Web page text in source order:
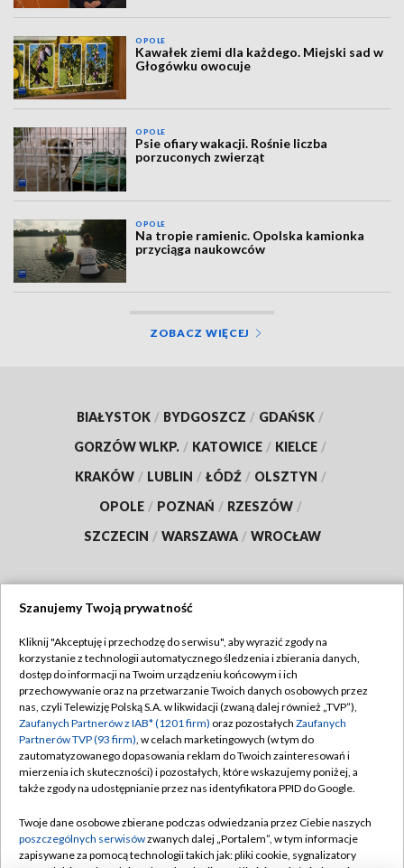
OPOLE
Kawałek ziemi dla każdego. Miejski sad w
Głogówku owocuje
OPOLE
Psie ofiary wakacji. Rośnie liczba
porzuconych zwierząt
OPOLE
Na tropie ramienic. Opolska kamionka
przyciąga naukowców
ZOBACZ WIĘCEJ
BIAŁYSTOK / BYDGOSZCZ / GDAŃSK /
GORZÓW WLKP. / KATOWICE / KIELCE /
KRAKÓW / LUBLIN / ŁÓDŹ / OLSZTYN /
OPOLE / POZNAŃ / RZESZÓW /
SZCZECIN / WARSZAWA / WROCŁAW
TVP
Abonament TVP
Emisja w TVP
Centrum informacji TVP
Naziemna Telewizja Cyfrowa
Rada Programowa
Regulamin TVP
Polityka prywatności
Moje zgody
Pomoc
Kontakt
Szanujemy Twoją prywatność
Kliknij "Akceptuję i przechodzę do serwisu", aby wyrazić zgody na
korzystanie z technologii automatycznego śledzenia i zbierania danych,
dostęp do informacji na Twoim urządzeniu końcowym i ich
przechowywanie oraz na przetwarzanie Twoich danych osobowych przez
nas, czyli Telewizję Polską S.A. w likwidacji (zwaną dalej również „TVP”),
Zaufanych Partnerów z IAB* (1201 firm) oraz pozostałych Zaufanych
Partnerów TVP (93 firm), w celach marketingowych (w tym do
zautomatyzowanego dopasowania reklam do Twoich zainteresowań i
mierzenia ich skuteczności) i pozostałych, które wskazujemy poniżej, a
także zgody na udostępnianie przez nas identyfikatora PPID do Google.
Twoje dane osobowe zbierane podczas odwiedzania przez Ciebie naszych
poszczególnych serwisówzwanych dalej „Portalem”, w tym informacje
zapisywane za pomocą technologii takich jak: pliki cookie, sygnalizatory